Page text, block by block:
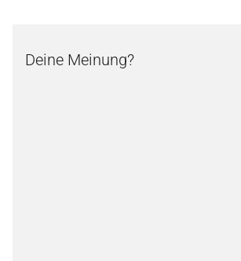
Deine Meinung?